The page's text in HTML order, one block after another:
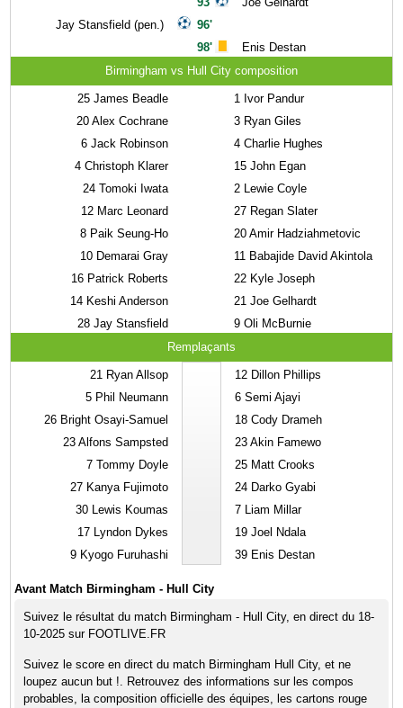
Jay Stansfield (pen.)
96'
98'
Enis Destan
Birmingham vs Hull City composition
25 James Beadle
20 Alex Cochrane
6 Jack Robinson
4 Christoph Klarer
24 Tomoki Iwata
12 Marc Leonard
8 Paik Seung-Ho
10 Demarai Gray
16 Patrick Roberts
14 Keshi Anderson
28 Jay Stansfield
1 Ivor Pandur
3 Ryan Giles
4 Charlie Hughes
15 John Egan
2 Lewie Coyle
27 Regan Slater
20 Amir Hadziahmetovic
11 Babajide David Akintola
22 Kyle Joseph
21 Joe Gelhardt
9 Oli McBurnie
Remplaçants
21 Ryan Allsop
5 Phil Neumann
26 Bright Osayi-Samuel
23 Alfons Sampsted
7 Tommy Doyle
27 Kanya Fujimoto
30 Lewis Koumas
17 Lyndon Dykes
9 Kyogo Furuhashi
12 Dillon Phillips
6 Semi Ajayi
18 Cody Drameh
23 Akin Famewo
25 Matt Crooks
24 Darko Gyabi
7 Liam Millar
19 Joel Ndala
39 Enis Destan
Avant Match Birmingham - Hull City
Suivez le résultat du match Birmingham - Hull City, en direct du 18-
10-2025 sur FOOTLIVE.FR
Suivez le score en direct du match Birmingham Hull City, et ne
loupez aucun but !. Retrouvez des informations sur les compos
probables, la composition officielle des équipes, les cartons rouge